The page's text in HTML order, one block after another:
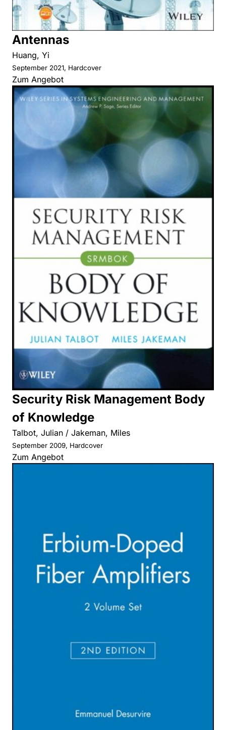
Antennas
Huang, Yi
September 2021, Hardcover
Zum Angebot
Security Risk Management Body
of Knowledge
Talbot, Julian / Jakeman, Miles
September 2009, Hardcover
Zum Angebot